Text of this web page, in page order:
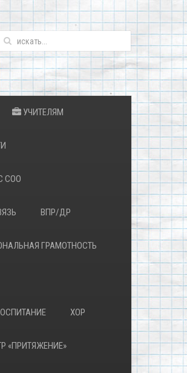
УЧИТЕЛЯМ
СОО
ВПР/ДР
ГРАМОТНОСТЬ
ХОР
«ПРИТЯЖЕНИЕ»